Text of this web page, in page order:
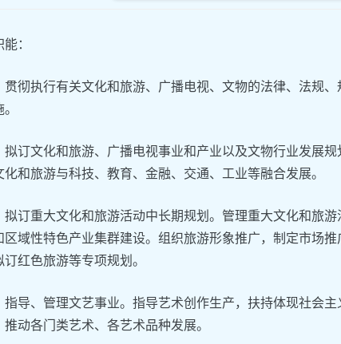
：
贯彻执行有关文化和旅游、广播电视、文物的法律、法规
拟订文化和旅游、广播电视事业和产业以及文物行业发展
化和旅游与科技、教育、金融、交通、工业等融合发展。
拟订重大文化和旅游活动中长期规划。管理重大文化和旅
区域性特色产业集群建设。组织旅游形象推广，制定市场
红色旅游等专项规划。
指导、管理文艺事业。指导艺术创作生产，扶持体现社会
动各门类艺术、各艺术品种发展。